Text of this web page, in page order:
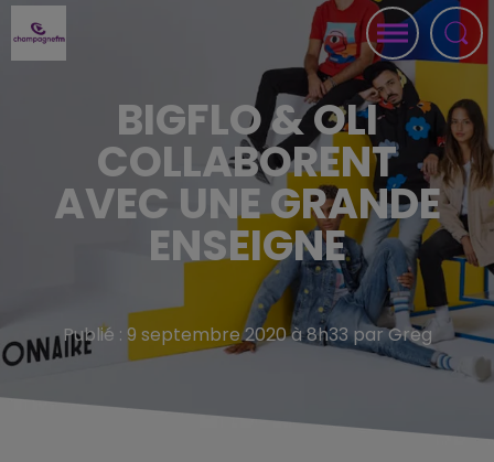
BIGFLO & OLI
COLLABORENT
AVEC UNE GRANDE
ENSEIGNE
Publié : 9 septembre 2020 à 8h33 par Greg